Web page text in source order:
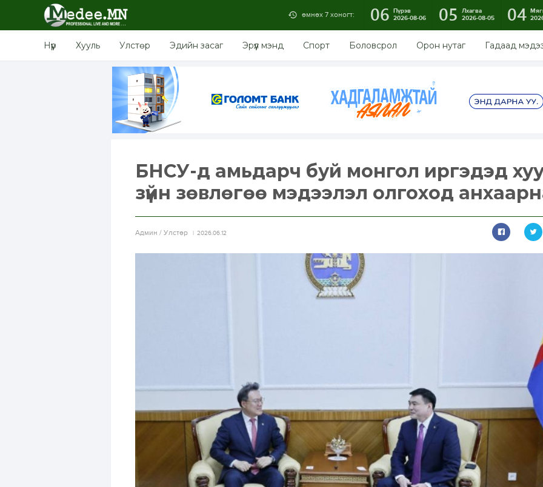
өмнөх 7 хоногт: 06 Пүрэв
2026-08-06
05
Лхагва
2026-08-05
04
Нүүр Хууль Улстөр Эдийн засаг Эрүүл мэнд Спорт Боловсрол Орон нутаг Гадаад
БНСУ-д амьдарч буй монгол иргэдэд
зүйн зөвлөгөө мэдээлэл олгоход
Aдмин / Улстөр 2026.06.12